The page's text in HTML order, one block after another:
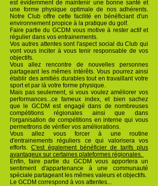
est évidemment de maintenir une bonne santé et
une forme physique optimale de nos adhérents.
Notre Club offre cette facilité en bénéficiant d'un
environnement propice à la pratique du golf.
Faire partie du GCDM vous motive à rester actif et
régulier dans vos entrainements.
Vos autres attentes sont l'aspect social du Club qui
vont vous inciter à vous tenir responsable de vos
objectifs.
Vous allez rencontre de nouvelles personnes
partageant les mêmes intérêts. Vous pourrez ainsi
établir des amitiés durables tout en travaillant votre
sport et par là votre forme physique.
Mais pas seulement, si vous voulez améliorer vos
performances...ce fameux index, et bien sachez
que le GCDM est engagé dans de nombreuses
compétitions régionales ainsi que dans
l'organisation de compétitions en interne qui vous
permettrons de vérifier vos améliorations.
Vous allez vous forcer à une routine
d'entrainements réguliers ce qui valorisera vos
efforts. C'est également bénéficier de tarifs plus
avantageux sur certaines plateformes régionales.
Enfin, faire partie du GCDM vous apportera un
sentiment d'appartenance à une communauté
spéciale partageant les mêmes valeurs et objectifs.
Le GCDM correspond à vos attentes...